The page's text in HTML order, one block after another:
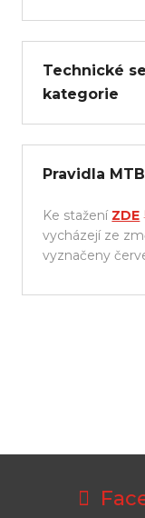
Technické
kategorie
Pravidla MTB
Ke stažení ZDE
vycházejí ze
vyznačeny